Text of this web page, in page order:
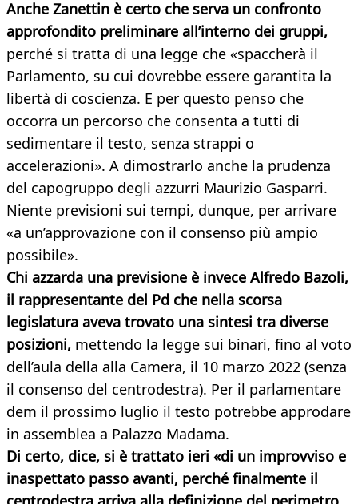
Anche Zanettin è certo che serva un confronto
approfondito preliminare all’interno dei gruppi,
perché si tratta di una legge che «spaccherà il
Parlamento, su cui dovrebbe essere garantita la
libertà di coscienza. E per questo penso che
occorra un percorso che consenta a tutti di
sedimentare il testo, senza strappi o
accelerazioni». A dimostrarlo anche la prudenza
del capogruppo degli azzurri Maurizio Gasparri.
Niente previsioni sui tempi, dunque, per arrivare
«a un’approvazione con il consenso più ampio
possibile».
Chi azzarda una previsione è invece Alfredo Bazoli,
il rappresentante del Pd che nella scorsa
legislatura aveva trovato una sintesi tra diverse
posizioni, mettendo la legge sui binari, fino al voto
dell’aula della alla Camera, il 10 marzo 2022 (senza
il consenso del centrodestra). Per il parlamentare
dem il prossimo luglio il testo potrebbe approdare
in assemblea a Palazzo Madama.
Di certo, dice, si è trattato ieri «di un improvviso e
inaspettato passo avanti, perché finalmente il